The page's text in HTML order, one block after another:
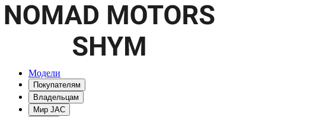
Модели
Покупателям
Владельцам
Мир JAC